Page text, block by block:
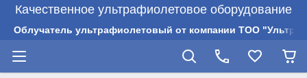
Качественное ультрафиолетовое оборудование
Облучатель ультрафиолетовый от компании ТОО